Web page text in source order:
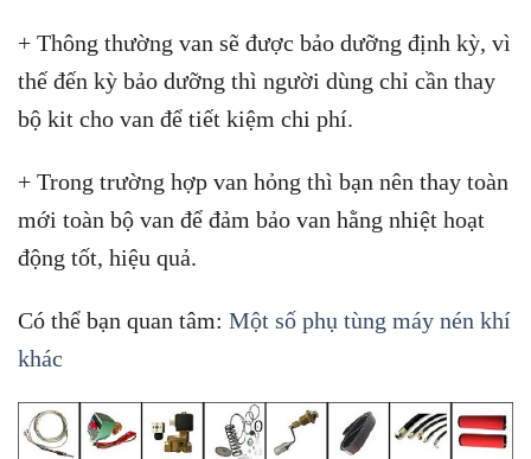
+ Thông thường van sẽ được bảo dưỡng định kỳ, vì
thế đến kỳ bảo dưỡng thì người dùng chỉ cần thay
bộ kit cho van để tiết kiệm chi phí.
+ Trong trường hợp van hỏng thì bạn nên thay toàn
mới toàn bộ van để đảm bảo van hằng nhiệt hoạt
động tốt, hiệu quả.
Có thể bạn quan tâm: Một số phụ tùng máy nén khí
khác